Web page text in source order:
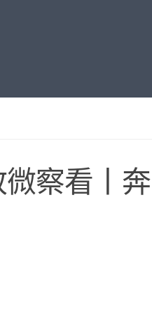
察看丨